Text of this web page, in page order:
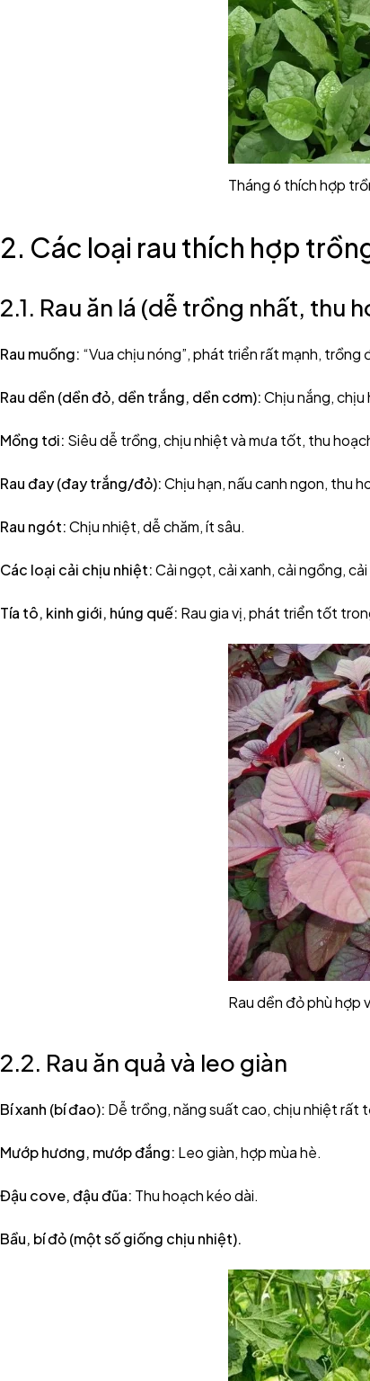
Tháng 6 thích hợp
2. Các loại rau thích hợp
2.1. Rau ăn lá (dễ trồng nhất, thu
Rau muống: “Vua chịu nóng”, phát triển rất mạnh,
Rau dền (dền đỏ, dền trắng, dền cơm):Chịu nắng, chịu
Mồng tơi: Siêu dễ trồng, chịu nhiệt và mưa tốt, thu
Rau đay (đay trắng/đỏ):Chịu hạn, nấu canh ngon, thu
Rau ngót:Chịu nhiệt, dễ chăm, ít sâu.
Các loại cải chịu nhiệt:Cải ngọt, cải xanh, cải ngồng,
Tía tô, kinh giới, húng quế: Rau gia vị, phát triển tốt
Rau dền đỏ phù hợp
2.2. Rau ăn quả và leo giàn
Bí xanh (bí đao): Dễ trồng, năng suất cao, chịu nhiệt rất
Mướp hương, mướp đắng: Leo giàn, hợp mùa hè.
Đậu cove, đậu đũa: Thu hoạch kéo dài.
Bầu, bí đỏ (một số giống chịu nhiệt).